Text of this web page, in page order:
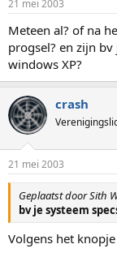
21 mei 2003
Meteen al? of na
progsel? en zijn
windows XP?
crash
21 mei 2003
Geplaatst door Sith
bv je systeem
Volgens het